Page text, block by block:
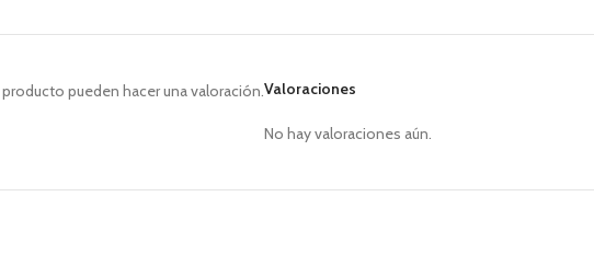
Valoraciones
No hay valoraciones aún.
pueden hacer una valoración.